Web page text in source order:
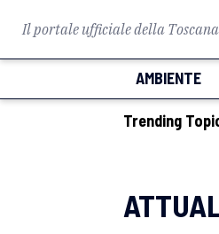
Il portale ufficiale della Toscana
AMBIENTE
Trending